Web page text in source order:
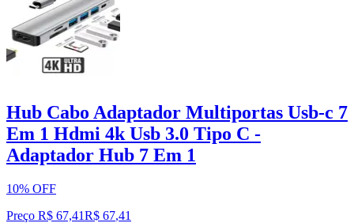
Hub Cabo Adaptador Multiportas Usb-c 7
Em 1 Hdmi 4k Usb 3.0 Tipo C -
Adaptador Hub 7 Em 1
10% OFF
Preço R$ 67,41R$ 67,41